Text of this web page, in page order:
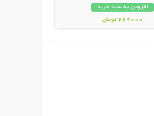
افزودن به سبد خرید
269000 تومان